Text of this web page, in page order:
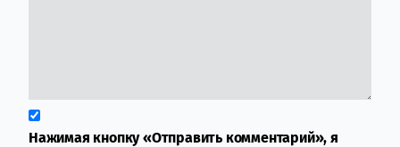
Нажимая кнопку «Отправить комментарий», я